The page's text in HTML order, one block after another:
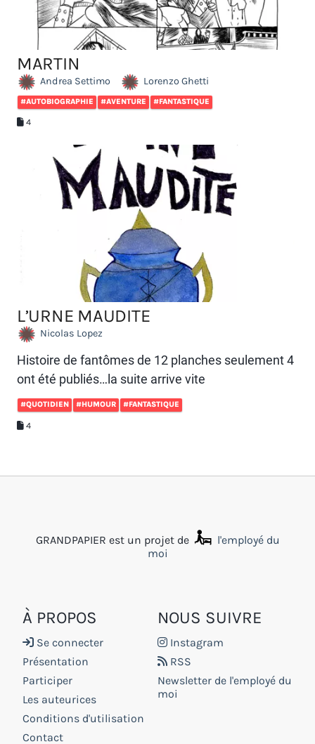
MARTIN
Andrea Settimo Lorenzo Ghetti
#AUTOBIOGRAPHIE #AVENTURE #FANTASTIQUE
4
L’URNE MAUDITE
Nicolas Lopez
Histoire de fantômes de 12 planches seulement 4
ont été publiés…la suite arrive vite
#QUOTIDIEN #HUMOUR #FANTASTIQUE
4
GRANDPAPIER est un projet de
l'employé du
moi
À PROPOS
Se connecter
Présentation
Participer
Les auteurices
Conditions d'utilisation
Contact
NOUS SUIVRE
Instagram
RSS
Newsletter de l'employé du
moi